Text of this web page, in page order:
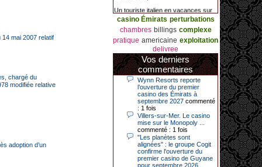
mai 2007 relatif
chargé du
modifiée relative
adoption d’un
Un touriste italien en vacances sur
la Côte d’Azur a remporté un
jackpot exceptionnel de 84.631
euros dans la nuit de samedi à
dimanche au Casino Barrière Le
Croisette à Cannes. Il s’agit d’un
nouveau record de gains de l’année
2026 pour cet établissement.
14-04-2026|
Dimanche 12 avril 2026, cette date
restera gravée dans la mémoire de
ce joueur du casino de Saint-Quay-
Portrieux (Côtes-d’Armor).
Ce quinquagénaire, habitant Plouha
mais souhaitant garder l’anonymat,
a eu l’énorme surprise de décrocher
un jackpot record de 82 426 €.
casino Émirats perturbations
chambres billings complexe
pratique americaine exploitation
delivree
Vos derniers
commentaires
Wynn Resorts reporte
l’ouverture du premier
casino des Émirats à
septembre 2027 commenté
: 1 fois
Villers-sur-Mer. Le casino
mise sur le Monopoly ...
commenté : 1 fois
"Les planètes sont
alignées" : le groupe Cogit
confirme l'ouverture du
premier casino de Guyane
pour septembre 2026